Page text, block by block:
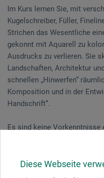
Diese Webseite
Im Kurs lernen Sie, mit
Kugelschreiber, Füller,
Strichen das Wesentliche
gekonnt mit Aquarell zu
Ausdrucks zu verlieren. Sie
Landschaften, Architektur
schnellen „Hinwerfen“
Komposition und in der
Handschrift“.
Es sind keine Vorkenntnisse
wetterangepasste Kleidung.